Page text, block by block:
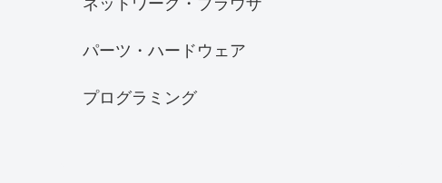
パーツ・ハードウェア
プログラミング